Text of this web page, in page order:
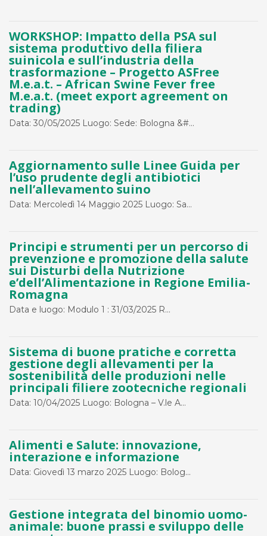
WORKSHOP: Impatto della PSA sul
sistema produttivo della filiera
suinicola e sull’industria della
trasformazione – Progetto ASFree
M.e.a.t. – African Swine Fever free
M.e.a.t. (meet export agreement on
trading)
Data: 30/05/2025 Luogo: Sede: Bologna &#...
Aggiornamento sulle Linee Guida per
l’uso prudente degli antibiotici
nell’allevamento suino
Data: Mercoledì 14 Maggio 2025 Luogo: Sa...
Principi e strumenti per un percorso di
prevenzione e promozione della salute
sui Disturbi della Nutrizione
e’dell’Alimentazione in Regione Emilia-
Romagna
Data e luogo: Modulo 1 : 31/03/2025 R...
Sistema di buone pratiche e corretta
gestione degli allevamenti per la
sostenibilità delle produzioni nelle
principali filiere zootecniche regionali
Data: 10/04/2025 Luogo: Bologna – V.le A...
Alimenti e Salute: innovazione,
interazione e informazione
Data: Giovedì 13 marzo 2025 Luogo: Bolog...
Gestione integrata del binomio uomo-
animale: buone prassi e sviluppo delle